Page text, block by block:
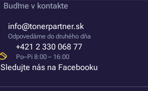
Buďme v kontakte
info@tonerpartner.sk
Odpovedáme do druhého dňa
+421 2 330 068 77
Po–Pi 8:00 – 16:00
Sledujte nás na Facebooku